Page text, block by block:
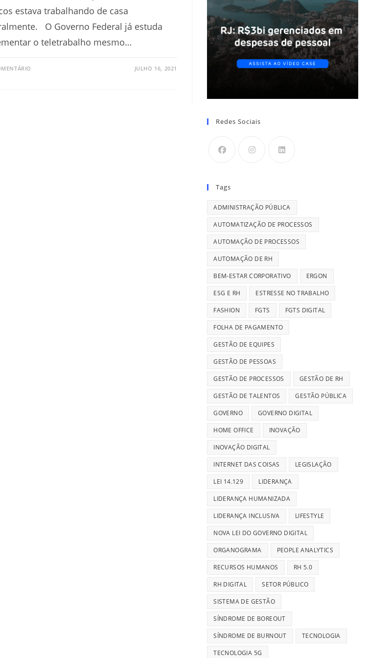
estava trabalhando de casa
O Governo Federal já estuda
o teletrabalho mesmo…
JULHO 16, 2021
Redes Sociais
Tags
ADMINISTRAÇÃO PÚBLICA
AUTOMATIZAÇÃO DE PROCESSOS
AUTOMAÇÃO DE PROCESSOS
AUTOMAÇÃO DE RH
BEM-ESTAR CORPORATIVO ERGON
ESG E RH ESTRESSE NO TRABALHO
FASHION FGTS FGTS DIGITAL
FOLHA DE PAGAMENTO
GESTÃO DE EQUIPES
GESTÃO DE PESSOAS
GESTÃO DE PROCESSOS GESTÃO DE RH
GESTÃO DE TALENTOS GESTÃO PÚBLICA
GOVERNO GOVERNO DIGITAL
HOME OFFICE INOVAÇÃO
INOVAÇÃO DIGITAL
INTERNET DAS COISAS LEGISLAÇÃO
LEI 14.129 LIDERANÇA
LIDERANÇA HUMANIZADA
LIDERANÇA INCLUSIVA LIFESTYLE
NOVA LEI DO GOVERNO DIGITAL
ORGANOGRAMA PEOPLE ANALYTICS
RECURSOS HUMANOS RH 5.0
RH DIGITAL SETOR PÚBLICO
SISTEMA DE GESTÃO
SÍNDROME DE BOREOUT
SÍNDROME DE BURNOUT TECNOLOGIA
TECNOLOGIA 5G